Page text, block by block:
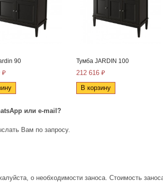
90
₽
Тумба JARDIN 100
212 616 ₽
В корзину
или e-mail ?
Вам по запросу.
о необходимости заноса. Стоимость